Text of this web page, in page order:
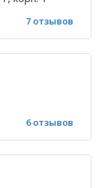
7 отзывов
6 отзывов